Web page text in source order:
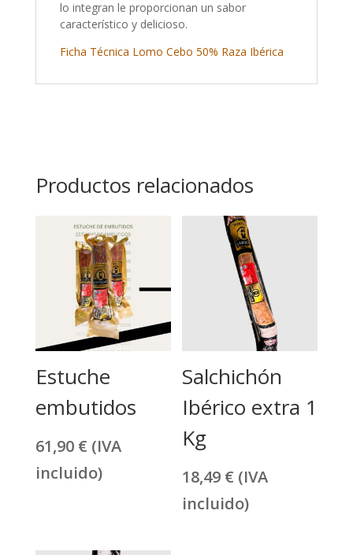
lo integran le proporcionan un sabor
característico y delicioso.
Ficha Técnica Lomo Cebo 50% Raza Ibérica
Productos relacionados
Estuche
embutidos
61,90 € (IVA
incluido)
Salchichón
Ibérico extra 1
Kg
18,49 € (IVA
incluido)